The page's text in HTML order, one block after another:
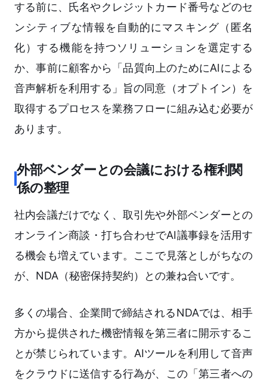
する前に、氏名やクレジットカード番号などのセ
ンシティブな情報を自動的にマスキング（匿名
化）する機能を持つソリューションを選定する
か、事前に顧客から「品質向上のためにAIによる
音声解析を利用する」旨の同意（オプトイン）を
取得するプロセスを業務フローに組み込む必要が
あります。
外部ベンダーとの会議における権利関
係の整理
社内会議だけでなく、取引先や外部ベンダーとの
オンライン商談・打ち合わせでAI議事録を活用す
る機会も増えています。ここで見落としがちなの
が、NDA（秘密保持契約）との兼ね合いです。
多くの場合、企業間で締結されるNDAでは、相手
方から提供された機密情報を第三者に開示するこ
とが禁じられています。AIツールを利用して音声
をクラウドに送信する行為が、この「第三者への